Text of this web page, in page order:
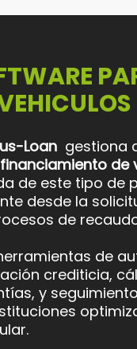
Loan gestiona
financiamiento de
de este tipo de
desde la
de
de
crediticia,
y